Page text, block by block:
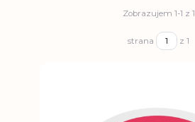
Zobrazujem 1-1 z 1
strana z 1